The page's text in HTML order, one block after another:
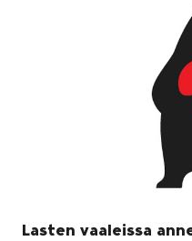
Lasten vaaleissa